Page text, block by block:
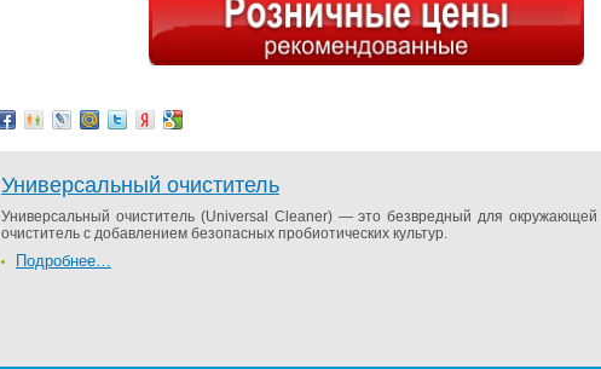
Универсальный очиститель
Уни­вер­саль­ный очи­сти­тель (Universal Cleaner) — это без­вред­ный для
очи­сти­тель с до­бав­ле­ни­ем без­опас­ных про­био­ти­че­ских куль­тур.
Подробнее…